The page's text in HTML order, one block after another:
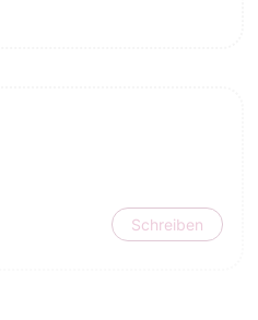
Schreiben